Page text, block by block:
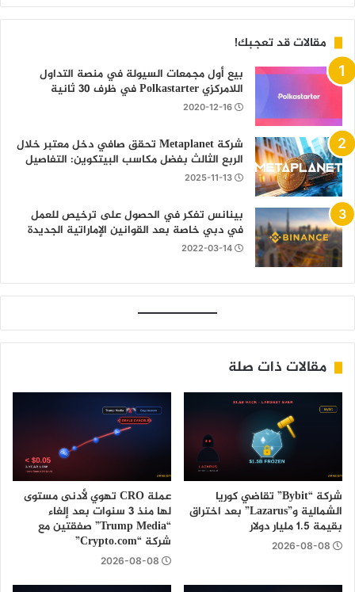
مقالات قد تعجبك!
بيع أول مجمعات السيولة في منصة التداول
اللامركزي Polkastarter في ظرف 30 ثانية
2020-12-16
شركة Metaplanet تحقق صافي دخل معتبر خلال
الربع الثالث بفضل مكاسب البيتكوين: التفاصيل
2025-11-13
بينانس تفكر في الحصول على ترخيص للعمل
في دبي خاصة بعد القوانين الإماراتية الجديدة
2022-03-14
مقالات ذات صلة
شركة “Bybit” تقاضي كوريا
الشمالية و”Lazarus” بعد اختراق
بقيمة 1.5 مليار دولار
2026-08-08
عملة CRO تهوي لأدنى مستوى
لها منذ 3 سنوات بعد إلغاء
“Trump Media” صفقتين مع
شركة “Crypto.com”
2026-08-08